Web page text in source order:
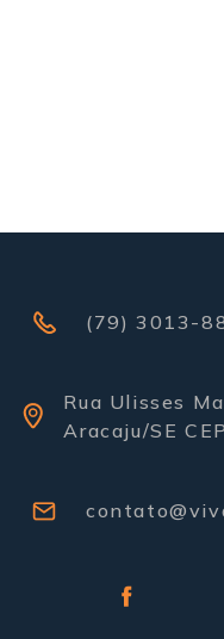
(79) 3013-
Rua Ulisses
Aracaju/SE